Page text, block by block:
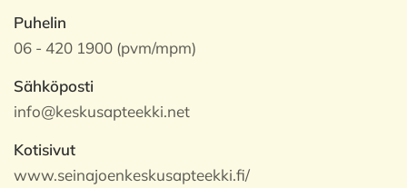
Puhelin
06 - 420 1900 (pvm/mpm)
Sähköposti
info@keskusapteekki.net
Kotisivut
www.seinajoenkeskusapteekki.fi/